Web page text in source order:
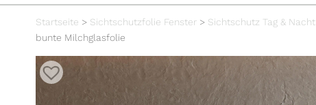
Startseite > Sichtschutzfolie Fenster > Sichtschutz Tag & Nacht
bunte Milchglasfolie